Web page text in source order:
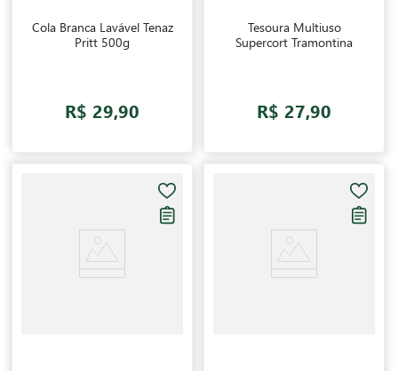
Cola Branca Lavável Tenaz
Pritt 500g
R$ 29,90
Tesoura Multiuso
Supercort Tramontina
R$ 27,90